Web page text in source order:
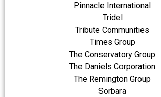
Pinnacle International
Tridel
Tribute Communities
Times Group
The Conservatory Group
The Daniels Corporation
The Remington Group
Sorbara